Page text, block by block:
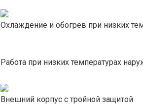
Охлаждение и обогрев при низких
Работа при низких температурах
Внешний корпус с тройной защитой